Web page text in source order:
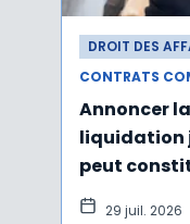
DROIT DES
CONTRATS
Annoncer
liquidation
peut
29 juil. 2026